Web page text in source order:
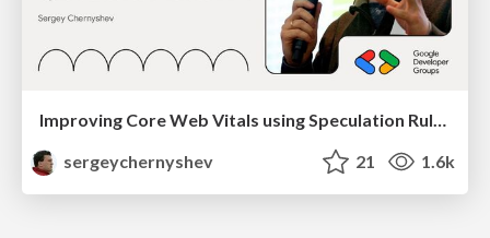
sergeychernyshev
21 1.6k